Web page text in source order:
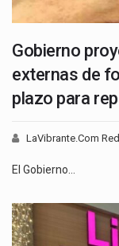
Gobierno
externas de
plazo para
LaVibrante.Com
El Gobierno…